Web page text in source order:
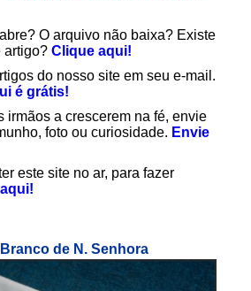
O arquivo não baixa? Existe
artigo? Clique aqui!
do nosso site em seu e-mail.
é grátis!
irmãos a crescerem na fé, envie
foto ou curiosidade. Envie
este site no ar, para fazer
de N. Senhora